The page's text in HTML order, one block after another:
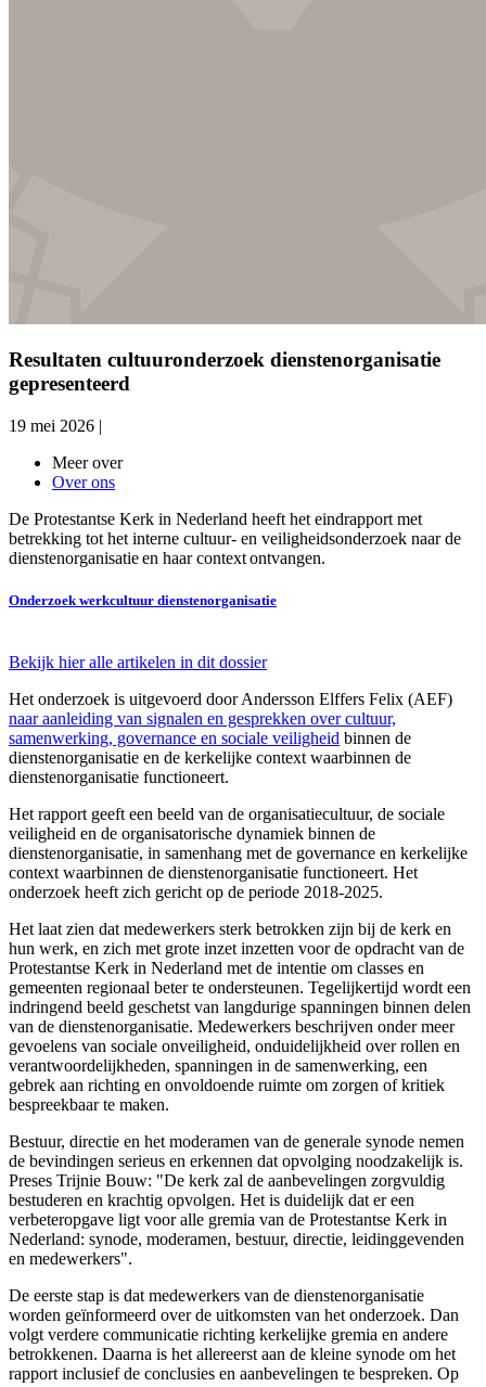
Resultaten cultuuronderzoek dienstenorganisatie
gepresenteerd
19 mei 2026 |
Meer over
Over ons
De Protestantse Kerk in Nederland heeft het eindrapport met
betrekking tot het interne cultuur- en veiligheidsonderzoek naar de
dienstenorganisatie en haar context ontvangen.
Onderzoek werkcultuur dienstenorganisatie
Bekijk hier alle artikelen in dit dossier
Het onderzoek is uitgevoerd door Andersson Elffers Felix (AEF)
naar aanleiding van signalen en gesprekken over cultuur,
samenwerking, governance en sociale veiligheid binnen de
dienstenorganisatie en de kerkelijke context waarbinnen de
dienstenorganisatie functioneert.
Het rapport geeft een beeld van de organisatiecultuur, de sociale
veiligheid en de organisatorische dynamiek binnen de
dienstenorganisatie, in samenhang met de governance en kerkelijke
context waarbinnen de dienstenorganisatie functioneert. Het
onderzoek heeft zich gericht op de periode 2018-2025.
Het laat zien dat medewerkers sterk betrokken zijn bij de kerk en
hun werk, en zich met grote inzet inzetten voor de opdracht van de
Protestantse Kerk in Nederland met de intentie om classes en
gemeenten regionaal beter te ondersteunen. Tegelijkertijd wordt een
indringend beeld geschetst van langdurige spanningen binnen delen
van de dienstenorganisatie. Medewerkers beschrijven onder meer
gevoelens van sociale onveiligheid, onduidelijkheid over rollen en
verantwoordelijkheden, spanningen in de samenwerking, een
gebrek aan richting en onvoldoende ruimte om zorgen of kritiek
bespreekbaar te maken.
Bestuur, directie en het moderamen van de generale synode nemen
de bevindingen serieus en erkennen dat opvolging noodzakelijk is.
Preses Trijnie Bouw: "De kerk zal de aanbevelingen zorgvuldig
bestuderen en krachtig opvolgen. Het is duidelijk dat er een
verbeteropgave ligt voor alle gremia van de Protestantse Kerk in
Nederland: synode, moderamen, bestuur, directie, leidinggevenden
en medewerkers".
De eerste stap is dat medewerkers van de dienstenorganisatie
worden geïnformeerd over de uitkomsten van het onderzoek. Dan
volgt verdere communicatie richting kerkelijke gremia en andere
betrokkenen. Daarna is het allereerst aan de kleine synode om het
rapport inclusief de conclusies en aanbevelingen te bespreken. Op